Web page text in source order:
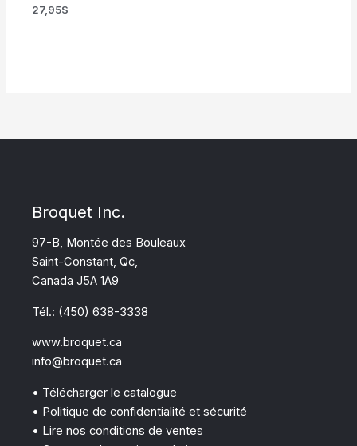
27,95$
Broquet Inc.
97-B, Montée des Bouleaux
Saint-Constant, Qc,
Canada J5A 1A9
Tél.: (450) 638-3338
www.broquet.ca
info@broquet.ca
• Télécharger le catalogue
• Politique de confidentialité et sécurité
• Lire nos conditions de ventes